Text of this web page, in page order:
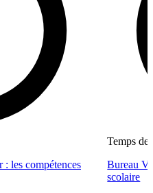
: les compétences
Temps de
Bureau
scolaire